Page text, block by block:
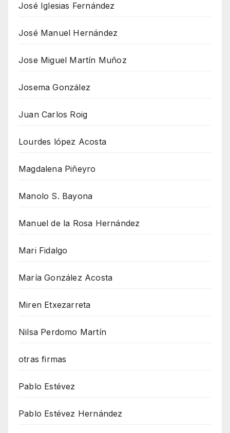
José Iglesias Fernández
José Manuel Hernández
Jose Miguel Martín Muñoz
Josema González
Juan Carlos Roig
Lourdes lópez Acosta
Magdalena Piñeyro
Manolo S. Bayona
Manuel de la Rosa Hernández
Mari Fidalgo
María González Acosta
Miren Etxezarreta
Nilsa Perdomo Martín
otras firmas
Pablo Estévez
Pablo Estévez Hernández